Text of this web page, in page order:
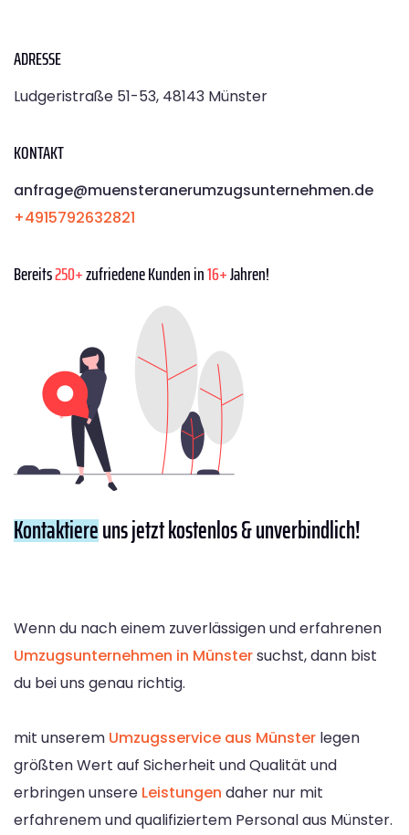
ADRESSE
Ludgeristraße 51-53, 48143 Münster
KONTAKT
anfrage@muensteranerumzugsunternehmen.de
+4915792632821
Bereits250+zufriedene Kunden in16+Jahren!
Kontaktiereuns jetzt kostenlos & unverbindlich!
Wenn du nach einem zuverlässigen und erfahrenen
Umzugsunternehmen in Münstersuchst, dann bist
du bei uns genau richtig.
mit unserem Umzugsservice aus Münster legen
größten Wert auf Sicherheit und Qualität und
erbringen unsere Leistungen daher nur mit
erfahrenem und qualifiziertem Personal aus Münster.